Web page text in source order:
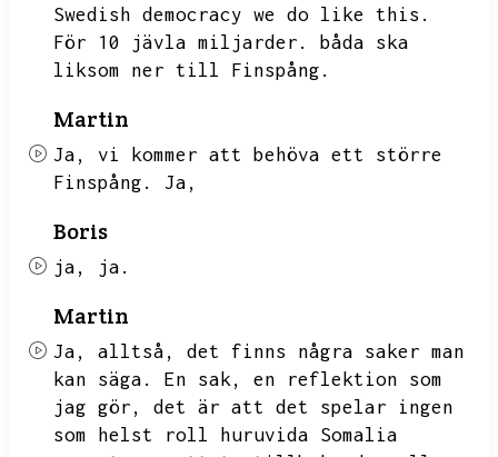
Swedish democracy we do like this.
För 10 jävla miljarder.
båda ska
liksom ner till Finspång.
Martin
Ja,
vi kommer att behöva ett större
Finspång.
Ja,
Boris
ja, ja.
Martin
Ja, alltså,
det finns några saker man
kan säga.
En sak,
en reflektion som
jag gör,
det är att det spelar ingen
som helst roll huruvida Somalia